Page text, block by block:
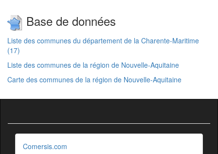
Base de données
Liste des communes du département de la Charente-Maritime
(17)
Liste des communes de la région de Nouvelle-Aquitaine
Carte des communes de la région de Nouvelle-Aquitaine
Comersis.com